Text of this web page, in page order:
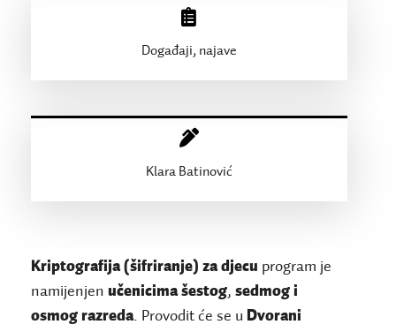
Događaji, najave
Klara Batinović
Kriptografija (šifriranje) za djecu program je
namijenjenučenicima šestog,sedmog i
osmog razreda. Provodit će se u Dvorani